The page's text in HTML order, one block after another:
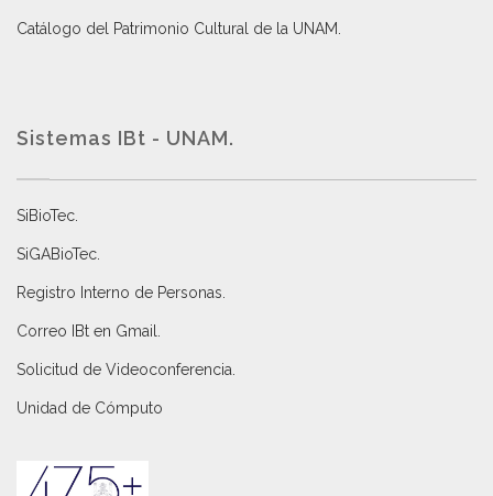
Catálogo del Patrimonio Cultural de la UNAM.
Sistemas IBt - UNAM.
SiBioTec
SiGABioTec.
Registro Interno de Personas
Correo IBt en Gmail
Solicitud de Videoconferencia.
Unidad de Cómputo